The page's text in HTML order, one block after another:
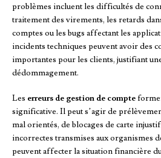
problèmes incluent les difficultés de
traitement des virements, les retards
comptes ou les bugs affectant les
incidents techniques peuvent avoir des
importantes pour les clients, justifiant
dédommagement.
Les erreurs de gestion de compte
significative. Il peut s’agir de
mal orientés, de blocages de carte
incorrectes transmises aux organismes
peuvent affecter la situation financière